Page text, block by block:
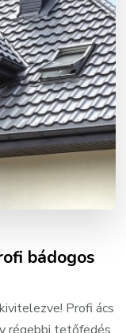
bádogos
Profi ács